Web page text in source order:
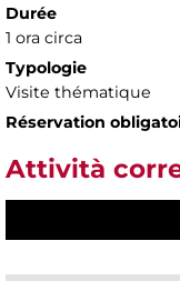
Durée
1 ora circa
Typologie
Visite thématique
Réservation
Attività